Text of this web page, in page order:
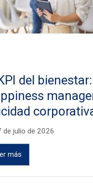
del
de julio de 2026
más